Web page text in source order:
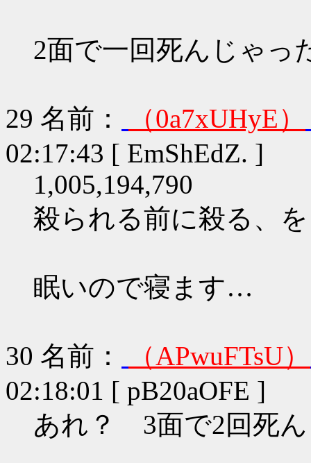
2面で一回死んじゃっ
29 名前：
（0a7xUHyE）
02:17:43 [ EmShEdZ. ]
1,005,194,790
殺られる前に殺る、
眠いので寝ます…
30 名前：
（APwuFTsU）
02:18:01 [ pB20aOFE ]
あれ？ 3面で2回死